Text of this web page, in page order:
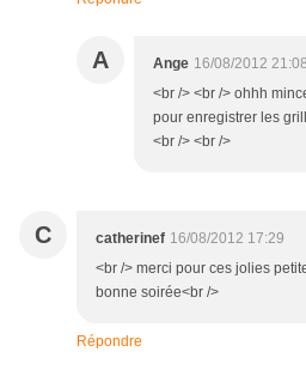
A Ange 16/08/2012 21:08
<br /> <br /> ohhh
pour enregistrer les
<br /> <br />
C catherinef 16/08/2012 17:29
<br /> merci pour ces jolies
bonne soirée<br />
Répondre